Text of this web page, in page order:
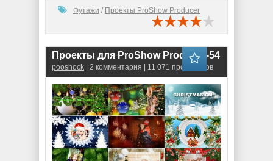
Футажи / Проекты ProShow Producer
Проекты для ProShow Producer-54
pooshock | 2 комментария | 11 071 просмотров